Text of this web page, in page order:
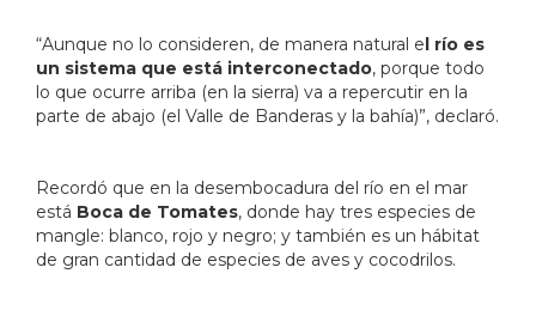
“Aunque no lo consideren, de manera natural el río es
un sistema que está interconectado, porque todo
lo que ocurre arriba (en la sierra) va a repercutir en la
parte de abajo (el Valle de Banderas y la bahía)”, declaró.
Recordó que en la desembocadura del río en el mar
está Boca de Tomates, donde hay tres especies de
mangle: blanco, rojo y negro; y también es un hábitat
de gran cantidad de especies de aves y cocodrilos.